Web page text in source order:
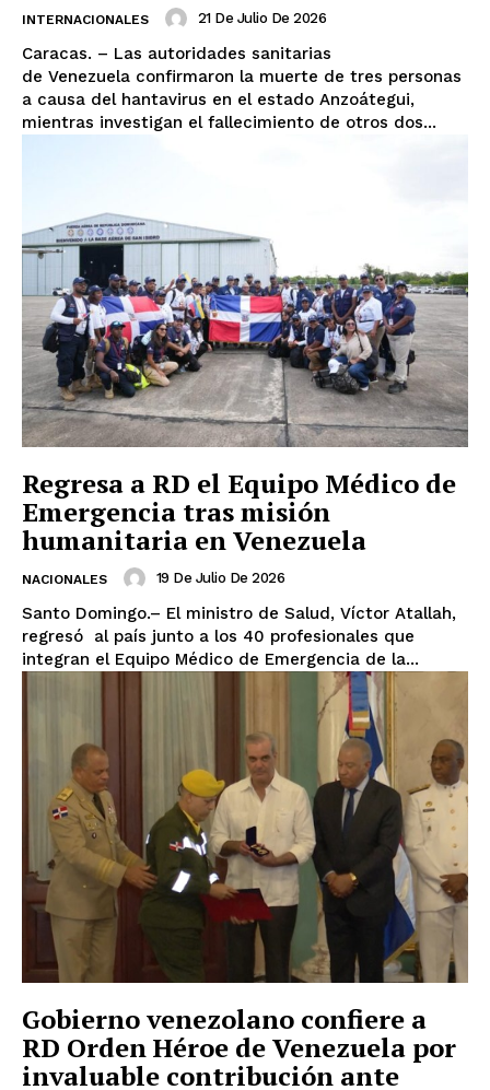
INTERNACIONALES 21 De Julio De 2026
Caracas. – Las autoridades sanitarias
de Venezuela confirmaron la muerte de tres personas
a causa del hantavirus en el estado Anzoátegui,
mientras investigan el fallecimiento de otros dos...
Regresa a RD el Equipo Médico de
Emergencia tras misión
humanitaria en Venezuela
NACIONALES 19 De Julio De 2026
Santo Domingo.– El ministro de Salud, Víctor Atallah,
regresó al país junto a los 40 profesionales que
integran el Equipo Médico de Emergencia de la...
Gobierno venezolano confiere a
RD Orden Héroe de Venezuela por
invaluable contribución ante